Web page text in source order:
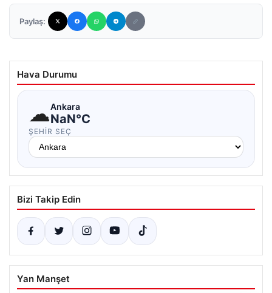
Paylaş:
Hava Durumu
☁Ankara
NaN°C
ŞEHIR SEÇ
Bizi Takip Edin
Yan Manşet